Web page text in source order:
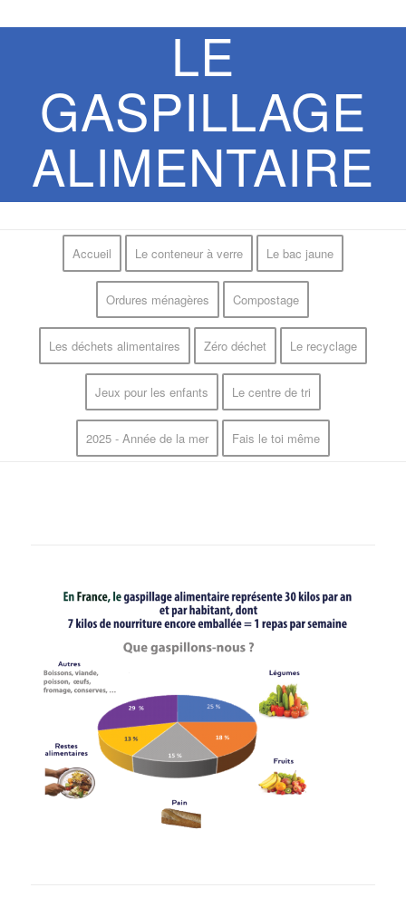
LE
GASPILLAGE
ALIMENTAIRE
Accueil Le conteneur à verre Le bac jaune
Ordures ménagères Compostage
Les déchets alimentaires Zéro déchet Le recyclage
Jeux pour les enfants Le centre de tri
2025 - Année de la mer Fais le toi même